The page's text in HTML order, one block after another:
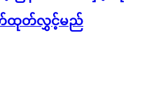
က်ထုတ်လွှင့်မည်